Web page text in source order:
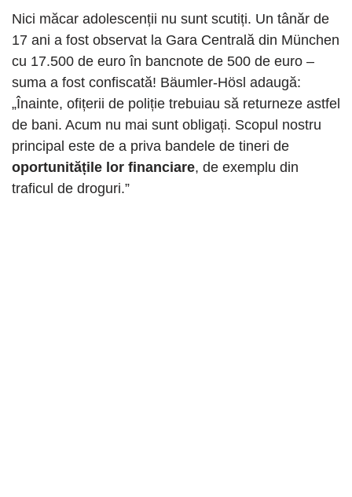
Nici măcar adolescenții nu sunt scutiți. Un tânăr de
17 ani a fost observat la Gara Centrală din München
cu 17.500 de euro în bancnote de 500 de euro –
suma a fost confiscată! Bäumler-Hösl adaugă:
„Înainte, ofițerii de poliție trebuiau să returneze astfel
de bani. Acum nu mai sunt obligați. Scopul nostru
principal este de a priva bandele de tineri de
oportunitățile lor financiare, de exemplu din
traficul de droguri.”